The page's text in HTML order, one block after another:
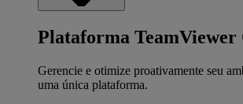
Plataforma TeamViewer
Gerencie e otimize proativamente seu
uma única plataforma.